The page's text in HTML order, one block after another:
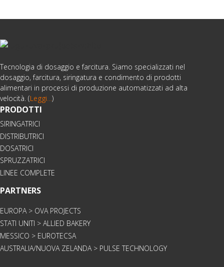
Tecnologia di dosaggio e farcitura. Siamo specializzati nel
dosaggio, farcitura, siringatura e condimento di prodotti
alimentari in processi di produzione automatizzati ad alta
velocità. (Leggi…)
PRODOTTI
SIRINGATRICI
DISTRIBUTRICI
DOSATRICI
SPRUZZATRICI
LINEE COMPLETE
PARTNERS
EUROPA > OVA PROJECTS
STATI UNITI > ALLIED BAKERY
MESSICO > EUROTECSA
AUSTRALIA/NUOVA ZELANDA > PULSE TECHNOLOGY